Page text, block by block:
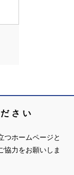
さい
つホームページと
協力をお願いしま